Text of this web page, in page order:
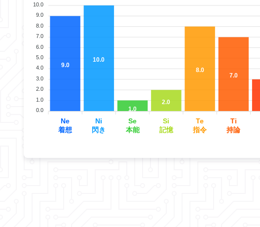
10.0
9.0
8.0
7.0
6.0
5.0
4.0
3.0
2.0
1.0
0.0
9.0
10.0
1.0
2.0
8.0
7.0
Ne
着想
Ni
閃き
Se
本能
Si
記憶
Te
指令
Ti
持論